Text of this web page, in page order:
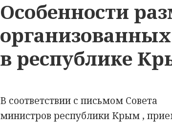
Особенности
в республике
В соответствии с письмом Совета
министров республики Крым ,